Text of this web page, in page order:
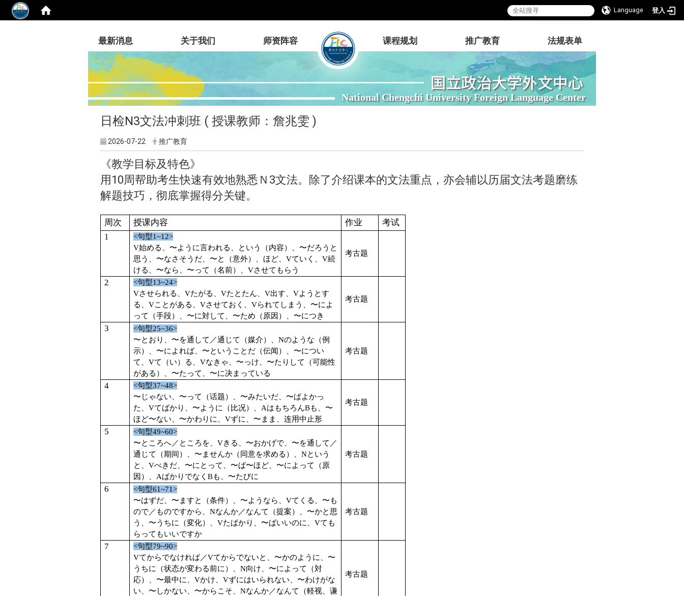
Language 登入
国立政治大学外文中心
National Chengchi University Foreign Language Center
最新消息 关于我们 师资阵容 课程规划 推广教育 法规表单
日检N3文法冲刺班 ( 授课教师：詹兆雯 )
2026-07-22 推广教育
《教学目标及特色》
用10周帮助考生快速有效地熟悉Ｎ3文法。除了介绍课本的文法重点，亦会辅以历届文法考题磨练
解题技巧，彻底掌握得分关键。
周次 授课内容 作业
考试
1
<句型1~12>
V始める、〜ように言われる、という（内容）、〜だろうと
思う、〜なさそうだ、〜と（意外）、ほど、 Vていく、 V続
ける、〜なら、〜って（名前）、 Vさせてもらう
考古题
2 <句型13~24>
Vさせられる、 Vたがる、 Vたとたん、 V出す、 Vようとす
る、 Vことがある、 Vさせておく、 Vられてしまう、〜によ
って（手段）、〜に対して、〜ため（原因）、〜につき
考古题
3 <句型25~36>
〜とおり、〜を通して／通じて（媒介）、 Nのような（例
示）、〜によれば、〜ということだ（伝闻）、〜につい
て、 Vて（い）る、 Vなきゃ、〜っけ、〜たりして（可能性
がある）、〜たって、〜に决まっている
考古题
4 <句型37~48>
〜じゃない、〜って（话题）、〜みたいだ、〜ばよかっ
た、 Vてばかり、〜ように（比况）、 AはもちろんBも、〜
ほど〜ない、〜かわりに、 Vずに、〜まま、连用中止形
考古题
5 <句型49~60>
〜ところへ／ところを、 Vきる、〜おかげで、 〜を通して／
通じて（期间）、〜ませんか（同意を求める）、 Nという
と、 Vべきだ、〜にとって、〜ば〜ほど、〜によって（原
因）、 Aばかりでなく Bも、〜たびに
考古题
6 <句型61~71>
〜はずだ、〜ますと（条件）、〜ようなら、 Vてくる、〜も
ので／ものですから、 Nなんか／なんて（提案）、〜かと思
う、〜うちに（変化）、 Vたばかり、〜ばいいのに、 Vても
らってもいいですか
考古题
7 <句型79~90>
Vてからでなければ／Vてからでないと、〜かのように、〜
うちに（状态が変わる前に）、 N向け、〜によって（対
応）、〜最中に、 Vかけ、 Vずにはいられない、〜わけがな
い、〜しかない、〜からこそ、 Nなんか／なんて（軽视、谦
考古题